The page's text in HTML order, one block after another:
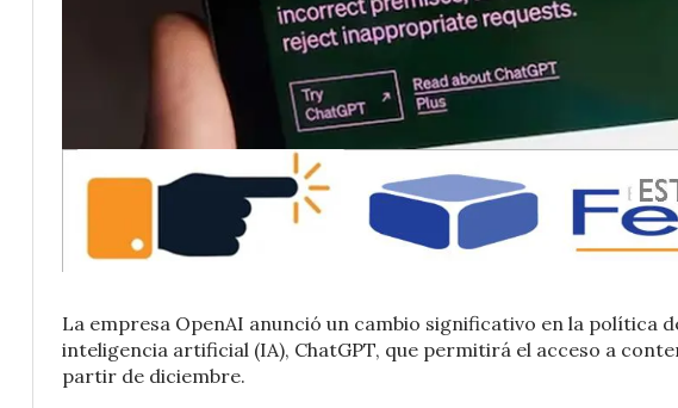
La empresa OpenAI anunció un cambio significativo en la política
inteligencia artificial (IA), ChatGPT, que permitirá el acceso a
partir de diciembre.